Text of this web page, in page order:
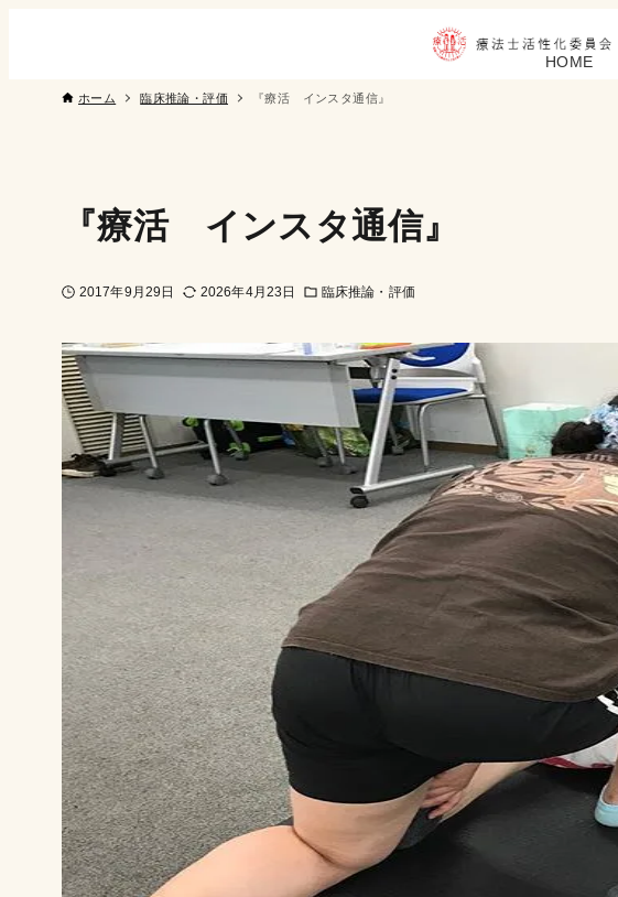
HOME
ホーム 臨床推論・評価 『療活 インスタ通信』
『療活 インスタ通信』
2017年9月29日 2026年4月23日 臨床推論・評価